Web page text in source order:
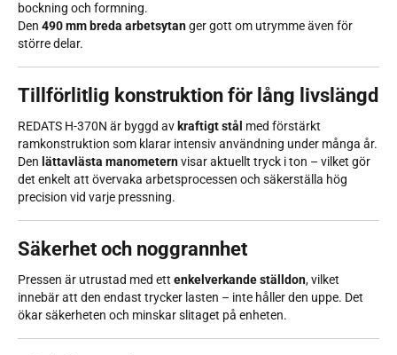
bockning och formning.
Den 490 mm breda arbetsytanger gott om utrymme även för
större delar.
Tillförlitlig konstruktion för lång livslängd
REDATS H-370N är byggd av kraftigt stål med förstärkt
ramkonstruktion som klarar intensiv användning under många år.
Den lättavlästa manometernvisar aktuellt tryck i ton – vilket gör
det enkelt att övervaka arbetsprocessen och säkerställa hög
precision vid varje pressning.
Säkerhet och noggrannhet
Pressen är utrustad med ett enkelverkande ställdon, vilket
innebär att den endast trycker lasten – inte håller den uppe. Det
ökar säkerheten och minskar slitaget på enheten.